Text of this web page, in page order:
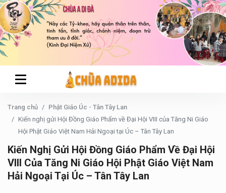
Trang chủ
Phật Giáo Úc - Tân Tây Lan
Kiến nghị gửi Hội Đồng Giáo Phẩm về Đại Hội VIII của Tăng Ni Giáo
Hội Phật Giáo Việt Nam Hải Ngoại tại Úc – Tân Tây Lan
Kiến Nghị Gửi Hội Đồng Giáo Phẩm Về Đại Hội
VIII Của Tăng Ni Giáo Hội Phật Giáo Việt Nam
Hải Ngoại Tại Úc – Tân Tây Lan